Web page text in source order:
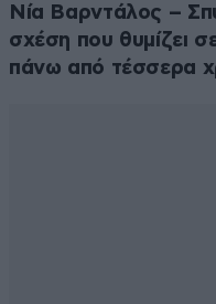
Νία Βαρντάλος –
σχέση που θυμίζει
πάνω από τέσσερα